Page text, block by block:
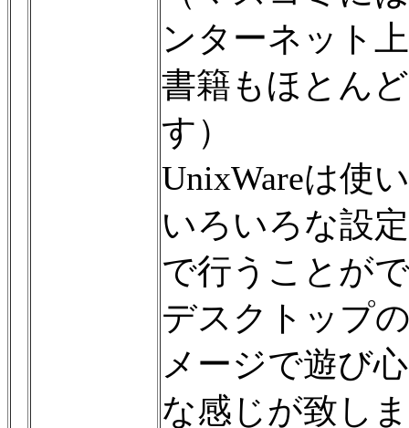
ンターネット
書籍もほとん
す）
UnixWareは使
いろいろな設
で行うことが
デスクトップ
メージで遊び
な感じが致し